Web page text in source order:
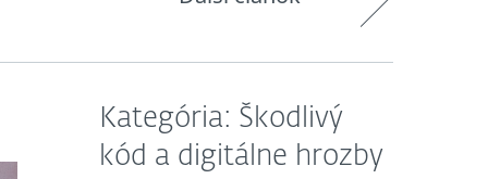
Kategória: Škodlivý
kód a digitálne hrozby